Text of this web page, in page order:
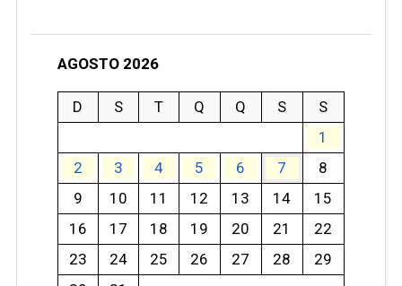
AGOSTO 2026
D S T Q Q S
S
1
2
3 4 5 6 7
8
9
10 11 12 13 14
15
16
17 18 19 20 21
22
23
24 25 26 27 28
29